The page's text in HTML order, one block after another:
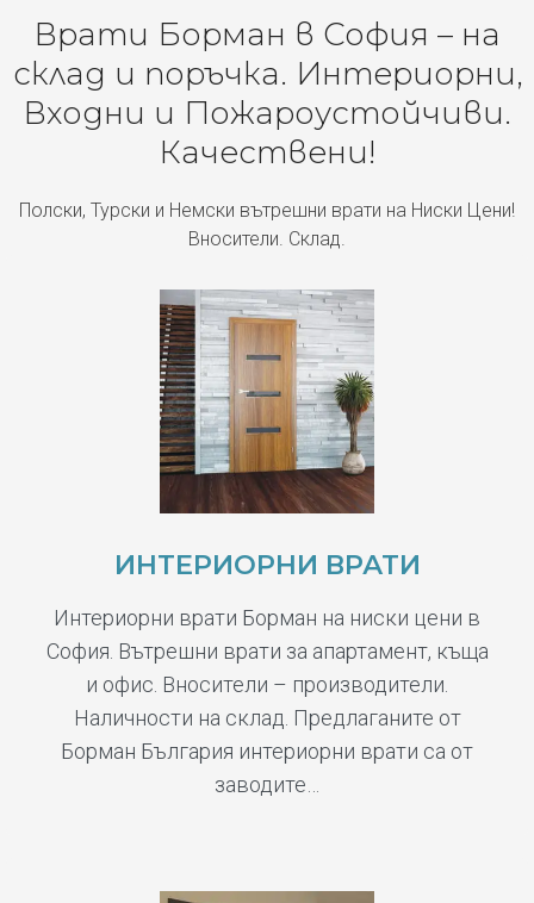
Врати Борман в София – на
склад и поръчка. Интериорни,
Входни и Пожароустойчиви.
Качествени!
Полски, Турски и Немски вътрешни врати на Ниски Цени!
Вносители. Склад.
ИНТЕРИОРНИ ВРАТИ
Интериорни врати Борман на ниски цени в
София. Вътрешни врати за апартамент, къща
и офис. Вносители – производители.
Наличности на склад. Предлаганите от
Борман България интериорни врати са от
заводите…